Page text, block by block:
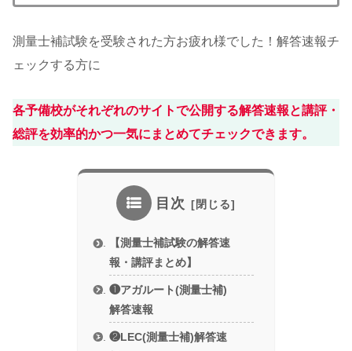
測量士補試験を受験された方お疲れ様でした！解答速報チ
ェックする方に
各予備校がそれぞれのサイトで公開する解答速報と講評・
総評を効率的かつ一気にまとめてチェックできます。
目次
【測量士補試験の解答速
報・講評まとめ】
❶アガルート(測量士補)
解答速報
❷LEC(測量士補)解答速